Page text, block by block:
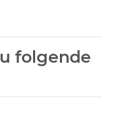
folgende